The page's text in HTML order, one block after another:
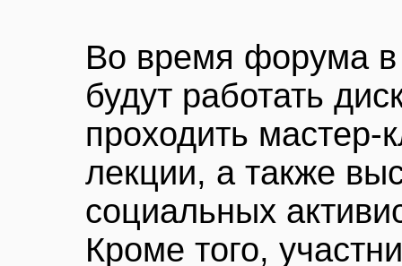
Во время форума в
будут работать
проходить
лекции, а также
социальных
Кроме того,